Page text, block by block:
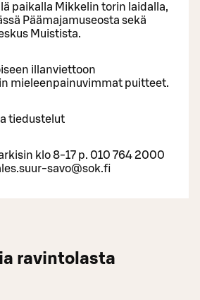
paikalla Mikkelin torin laidalla,
Päämajamuseosta sekä
Muistista.
illanviettoon
mieleenpainuvimmat puitteet.
tiedustelut
klo 8-17 p. 010 764 2000
savo@sok.fi
ravintolasta